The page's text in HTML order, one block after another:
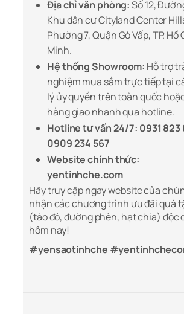
Địa chỉ văn phòng:Số 12,
Khu dân cư Cityland Center
Phường 7, Quận Gò Vấp, TP. Hồ
Minh.
Hệ thống Showroom: Hỗ trợ
nghiệm mua sắm trực tiếp tại
lý ủy quyền trên toàn quốc
hàng giao nhanh qua hotline.
Hotline tư vấn 24/7: 0931 823
0909 234 567
Website chính thức:
yentinhche.com
Hãy truy cập ngay website của
nhận các chương trình ưu đãi quà
(táo đỏ, đường phèn, hạt chia) độc
hôm nay!
#yensaotinhche